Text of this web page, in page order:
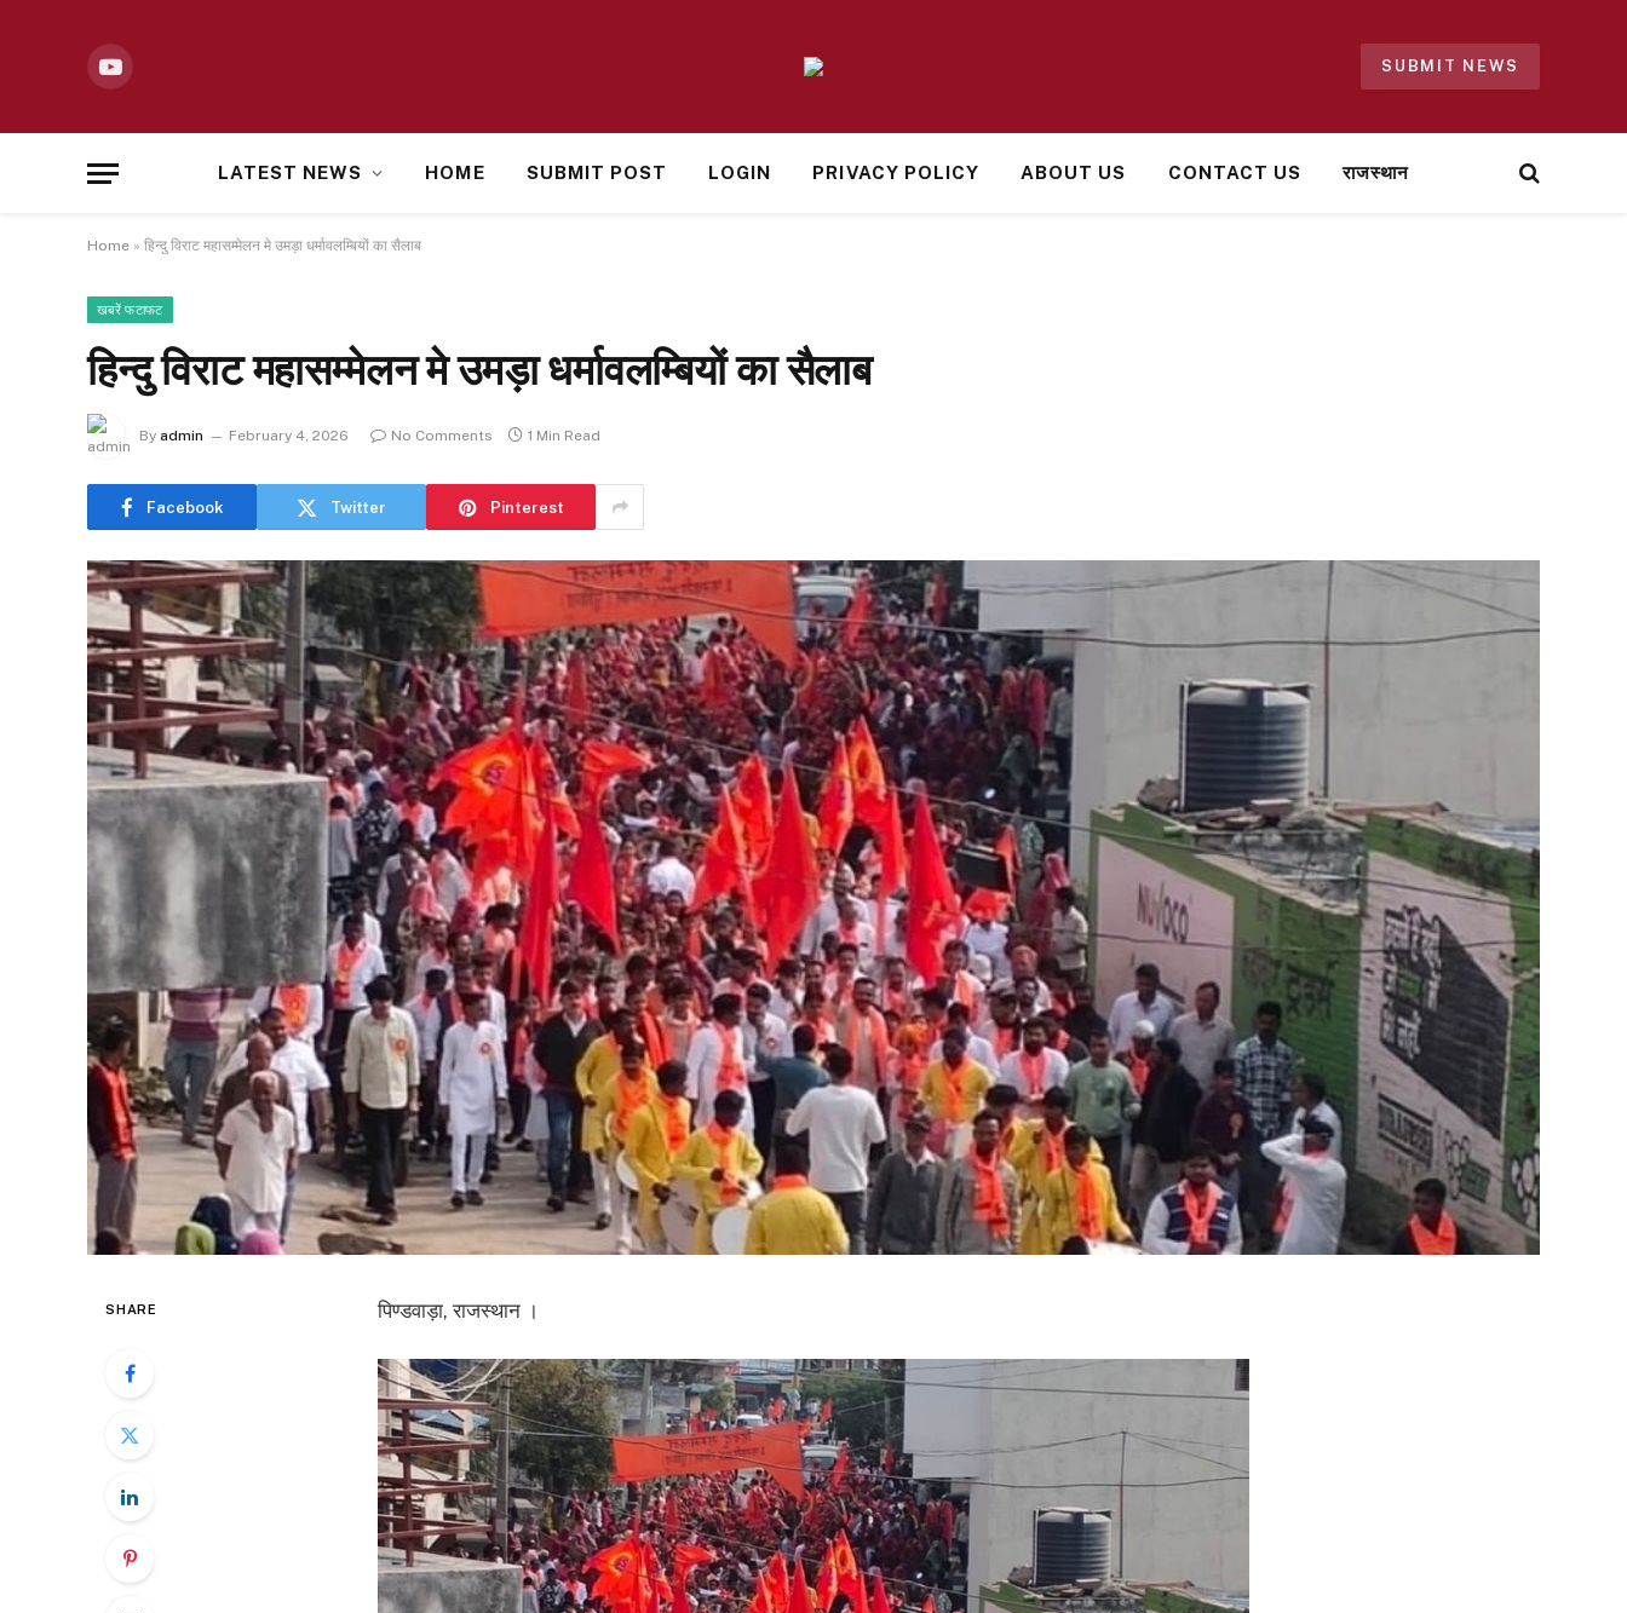
YouTube
SUBMIT NEWS
LATEST NEWS HOME SUBMIT POST LOGIN PRIVACY POLICY ABOUT US CONTACT US राजस्थान
Home » हिन्दु विराट महासम्मेलन मे उमड़ा धर्मावलम्बियों का सैलाब
खबरें फटाफट
हिन्दु विराट महासम्मेलन मे उमड़ा धर्मावलम्बियों का सैलाब
By admin February 4, 2026 No Comments 1 Min Read
Facebook Twitter Pinterest
SHARE पिण्डवाड़ा, राजस्थान ।